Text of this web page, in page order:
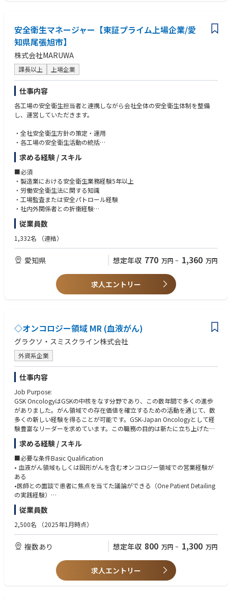
す。そのお客様に対して我々の事業部では「戦略の実行にコミットする」
をモットーに、①変革のデザイン、②変革の具体化・実行、③変革のマネ
ジメントを価値として提供しています。
これらの価値を提供し実現していくために最も重要な要素は「人」です。
我々が素晴らしいチームを作っていくためには、想いを持った優秀な人財
が欠かせません。我々が目指す世界観に共感していただける方と仲間にな
り、チームとしての価値を最大化していきたいと考えています。同時に、
個人としてのキャリア実現も我々は大切にしています。一人一人のキャリ
ア観や価値観を確認しながら、一人一人がキャリアを実現しながら活き活
きと働ける活躍の環境を提供していきます。我々の会社には「手を挙げる
と機会が生まれる」というカルチャーが根付いており、様々なチャレンジ
が可能な環境となっています。
加えて、東京、東海、西日本の3つのエリアでサービス提供していること
も事業部の特徴です。社会課題化する日本のサステナビリティの解決を本
気で考えたとき、「地域が元気であること」は欠かせない要素です。
いる可能性を信じ」、地域創生に貢献する、地域で裁量を持って働くこと
で個人の成長に寄与する、ということを実現していきたいと考えていま
す。
地域を活性化するためには、民間企業だけではなく自治体や教育機関との
共創が必要となりますので、我々の事業を通じて我々がハブとなって産・
官・学の連携を推進しています。
※部門活動
部門メンバの実現したい事（活動）を組織活動に取り込み積極的に支援
・ダイバーシティ推進活動
・地域NPO法人支援活動
・地域ITコミュニティ参加による地域創生活動
・大学連携による新サービス研究
・Well Being推進活動 など
ご入社後半年～1年程度は基本的なコンサルワークを身に着けていただく
ため、LTSメンバのいるプロジェクトで経験を積んでいただきます。半年〜
2・3年を目安にプロジェクト内の個人に割り振られた領域において、タス
クの計画、実行、クロージングを完遂していただきます。2・3年目以降を
目安に、コンサルタントとして複数のプロジェクトを経験しながら、小規
模チームのリード等を経験し、マネージャーとしてチームを率いる役割を
担えるように成長していくことができます。
を行います。）
エスカレーション対応：
・国内テクニカルグループへのエスカレーションレポート作成
・US含むサポート部隊と連携による解決策の立案、実行、顧客報告
②稼働装置改善に関するサポート：
プロジェクト参加、データ取得、アイディアの立案、装置性能改善品の評
価、展開
③次世代装置導入サポート：プロジェクト参加
・立ち上げ、調整、性能確認
・故障対応
・評価サポート：データ取得、改善等
・量産機対応向け準備：不具合点フィードバック、手順書作成、必要治具
等
④その他
・品質問題レポート、問題レポート等作成
・安全、品質問題防止のための事前検知レポート作成
・顧客向け定例会議の資料作成、説明等
■入社後の充実した研修
スキルやキャッチアップ状況に応じて1～2カ月の研修があります。その後
は、OJTでフォローとなります。半年後位を目途に、装置を触り始め、2年
後目途に独り立ちを頂くイメージです。
■出張について
・出張無し拠点
北海道オフィス
広島オフィス
四日市テクノロジーセンター※四日市拠点のみ入社後1～2年目に研修の一
環で北上への出張が生じる場合がございます。
■幅広いキャリアパス
※本ポジションからのキャリアパスとなります※
1. ジュニアFSE → シニアFSE
より複雑な装置や顧客対応を担当
チームリーダーとして新人育成やプロジェクト管理を担う
2. テクニカルスペシャリスト
特定装置や工程に特化した専門家
顧客への高度な技術提案やトラブル解決をリード
3. フィールドプロセスエンジニア／リージョナルテクノロジーエンジニア
顧客要求に基づくプロセス条件の確立、評価、改善
新装置のプロセス立ち上げや歩留まり改善、次世代技術開発サポート
4. テクニカルサポート／アプリケーションエンジニア
顧客からの技術問い合わせ対応、製品改善へのフィードバック
5. マネジメント職（チームリーダー → マネージャー）
顧客からの技術問い合わせ対応、製品改善へのフィードバック
本社開発部門との橋渡し役
6. 営業・カスタマーサクセス・コンサルティング
技術知識を活かしたソリューション提案型営業
顧客の生産性改善や新技術導入支援
機械／装置／設備のメンテナンス・保全経験
保全、組立、機械加工のご経験
検査装置を扱ったご経験
▼ 半導体・製造プロセス系
半導体製造装置メーカー、または半導体デバイスメーカーでの業務経験
生産技術、歩留まり改善、トラブル対応の経験
以下いずれかの製品・工程に関わった経験
Deposition（薄膜）
Etching（エッチング）
Wet Clean（洗浄）
▼ 電気・機械・設計・IT系
電気・機械図面、回路図、操作マニュアルの読解力
機械設計経験、CADの知識
電気設計、電気電子分野の知見
プログラミング経験（言語不問）
Linuxの知見
第二種電気主任技術者をお持ちの方
▼ コミュニケーション・調整力
顧客対応経験
■語学スキルについて
英語の読み書きに抵抗がない方
安全衛生マネージャー【東証プライム上場企業/愛
知県尾張旭市】
株式会社MARUWA
課長以上 上場企業
仕事内容
各工場の安全衛生担当者と連携しながら会社全体の安全衛生体制を整備
し、運営していただきます。
・全社安全衛生方針の策定・運用
・各工場の安全衛生活動の統括
・労働災害発生時の調査および再発防止推進
・化学物質管理、リスク低減活動
・労働安全衛生法をはじめとする各種法令対応、行政対応
・安全衛生委員会の運営、資料・議事録作成
・安全衛生教育の企画・実施
■やりがい
接貢献できます。
重大災害防止を通じて従業員の安全を守る社会的意義の高い仕事です。
会社全体の安全衛生課題を把握し、各工場と連携しながら安全衛生施策の
また、全社の安全衛生レベル向上に向けた仕組みづくりと安全文化の醸成
を期待します。
求める経験 / スキル
■必須
・製造業における安全衛生業務経験5年以上
・労働安全衛生法に関する知識
・工場監査または安全パトロール経験
・社内外関係者との折衝経験
■歓迎
・安全衛生管理者
・衛生工学衛生管理者
・英語スキル（実習生、派遣社員とのコミュニケーションを図るため）
従業員数
1,332名 （連結）
愛知県 想定年収 770 万円 ~ 1,360 万円
求人エントリー
◇オンコロジー領域 MR (血液がん)
グラクソ・スミスクライン株式会社
外資系企業
仕事内容
Job Purpose:
GSK OncologyはGSKの中核をなす分野であり、この数年間で多くの進歩
がありました。がん領域での存在価値を確立するための活動を通じて、数
多くの新しい経験を得ることが可能です。GSK-Japan Oncologyとして経
験豊富なリーダーを求めています。この職務の目的は新たに立ち上げた担
当テリトリを責任者として管理し、ブランド戦略を完遂して目標達成する
ことを主な責務としています。また社外のステークホルダーと強固で戦略
的なパートナーシップを構築することが求められています。営業における
CompetencyとCapabilityを発揮して価値あるビジネス関係を築き、科学
的根拠に基づくソリューションの提供を通じて患者さんや顧客に唯一無二
の価値を提供します。この職務では社内のステークホルダーと協力して部
門横断的に働き、オンコロジーブランドと販売戦略の達成に貢献すること
patients）」「結果に責任を持つ（Accountable for Impact）」「正しい
ことをする（Do the right thing）」という文化を大事にしています。これ
らの価値観を理解し体現することはGSKの更なる成長にとって非常に重要
•会社方針に従ってオンコロジー製品を全ての顧客に届けるために担当テ
リトリを管理する。
求める経験 / スキル
■必要な条件Basic Qualification
• 血液がん領域もしくは固形がんを含むオンコロジー領域での営業経験が
ある
•医師との面談で患者に焦点を当てた議論ができる（One Patient Detailing
の実践経験）
•社内外において、他者との良好な協業／協力関係を構築できる
•コンプライアンス順守・Governanceマインドセットを有している
•大学病院及び基幹病院での成功実績および新薬採用経験を有している
•論文に興味を持ち、最新情報を自ら学ぶことができる
•ビジネスニーズに応じて出張可能
学位/資格/語学力 Education/certification/Language
従業員数
2,500名 （2025年1月時点）
複数あり 想定年収 800 万円 ~ 1,300 万円
求人エントリー